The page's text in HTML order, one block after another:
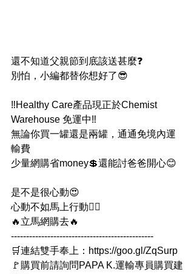
還不知道父親節到底該送甚麼❓
別怕，小編都替你想好了😎
‼Healthy Care產品現正於Chemist
Warehouse 免運中‼
無論你買一罐還是兩罐，通通免境內運
輸費
少量網購省money💲還能討爸爸開心😊
是不是很心動😍
心動不如馬上行動🏃‍♂
🔥立馬網購去🔥
-----------------------------------------------
🛒連結雙手奉上：https://goo.gl/ZqSurp
🚩購買前請詢問PAPA K.運輸專員購買建